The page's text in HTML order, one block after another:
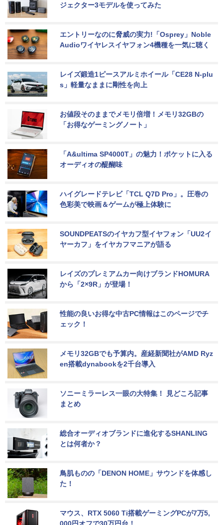
ジェクター3モデルを使ってみた
エントリーなのに脅威の実力!「Osprey」Noble
Audioワイヤレスイヤフォン4機種を一気に聴く
レイズ鍛造1ピースアルミホイール「CE28 N-plu
s」軽量なままに剛性を向上
お値段そのままでメモリ倍増！メモリ32GBの
「お得なゲーミングノート」
「A&ultima SP4000T」の魅力！ポケットに入る
オーディオの醍醐味
ハイグレードテレビ「TCL Q7D Pro」。圧巻の
色彩美で映画＆ゲームが極上体験に
SOUNDPEATSのイヤカフ型イヤフォン「UU2イ
ヤーカフ」をイヤカフマニアが語る
レイズのプレミアムカー向けブランドHOMURA
から「2×9R」が登場！
性能の良いお得な中古PC情報はこのページでチ
ェック！
メモリ32GBでも予算内。産経新聞社がAMD Ryz
en搭載dynabookを2千台導入
ソニーミラーレス一眼の大特集！ 見どころ記事
まとめ
総合オーディオブランドに進化するSHANLING
とは何者か？
鳥肌ものの「DENON HOME」サウンドを体感し
た！
マウス、RTX 5060 Ti搭載ゲーミングPCが7万5,